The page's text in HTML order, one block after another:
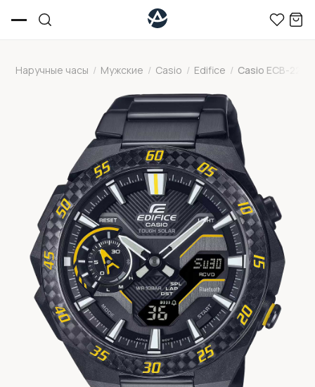
Наручные часы / Мужские / Casio / Edifice / Casio ECB-